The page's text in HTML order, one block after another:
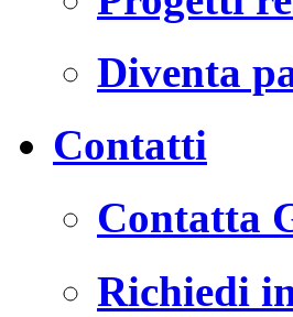
Diventa
Contatti
Contatta
Richiedi